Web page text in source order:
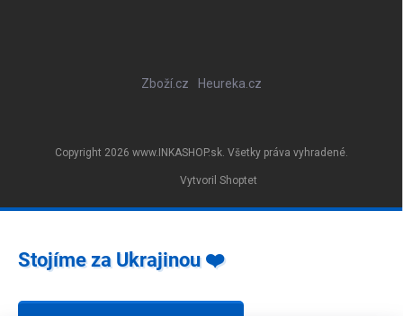
Zboží.cz Heureka.cz
Vytvoril Shoptet
Copyright 2026 www.INKASHOP.sk. Všetky práva vyhradené.
Stojíme za Ukrajinou ❤️